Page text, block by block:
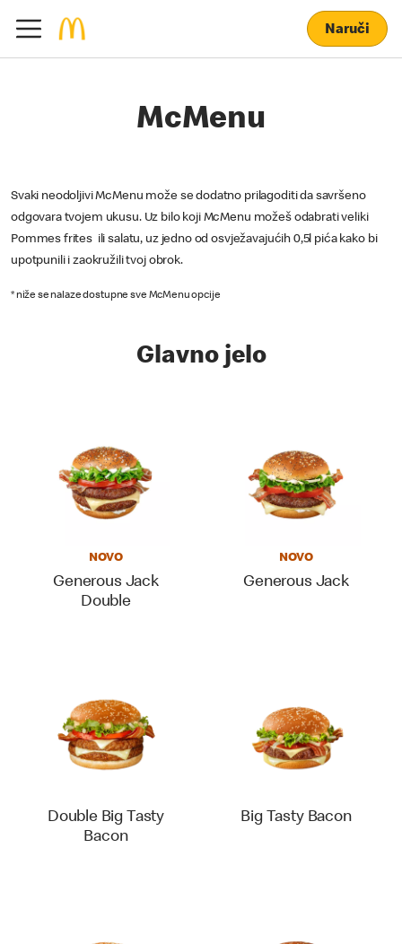
Naruči
McMenu
Svaki neodoljivi McMenu može se dodatno prilagoditi da savršeno
odgovara tvojem ukusu. Uz bilo koji McMenu možeš odabrati veliki
Pommes frites ili salatu, uz jedno od osvježavajućih 0,5l pića kako bi
upotpunili i zaokružili tvoj obrok.
* niže se nalaze dostupne sve McMenu opcije
Glavno jelo
NOVO
Generous Jack
Double
NOVO
Generous Jack
Double Big Tasty
Bacon
Big Tasty Bacon